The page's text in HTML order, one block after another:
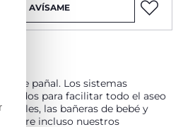
AVÍSAME
de pañal. Los sistemas
para facilitar todo el aseo
las bañeras de bebé y
incluso nuestros